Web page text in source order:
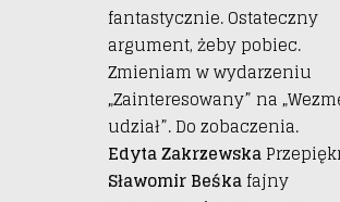
fantastycznie. Ostateczny
argument, żeby pobiec.
Zmieniam w wydarzeniu
„Zainteresowany” na
udział”. Do zobaczenia.
Edyta Zakrzewska
Sławomir Beśkafajny